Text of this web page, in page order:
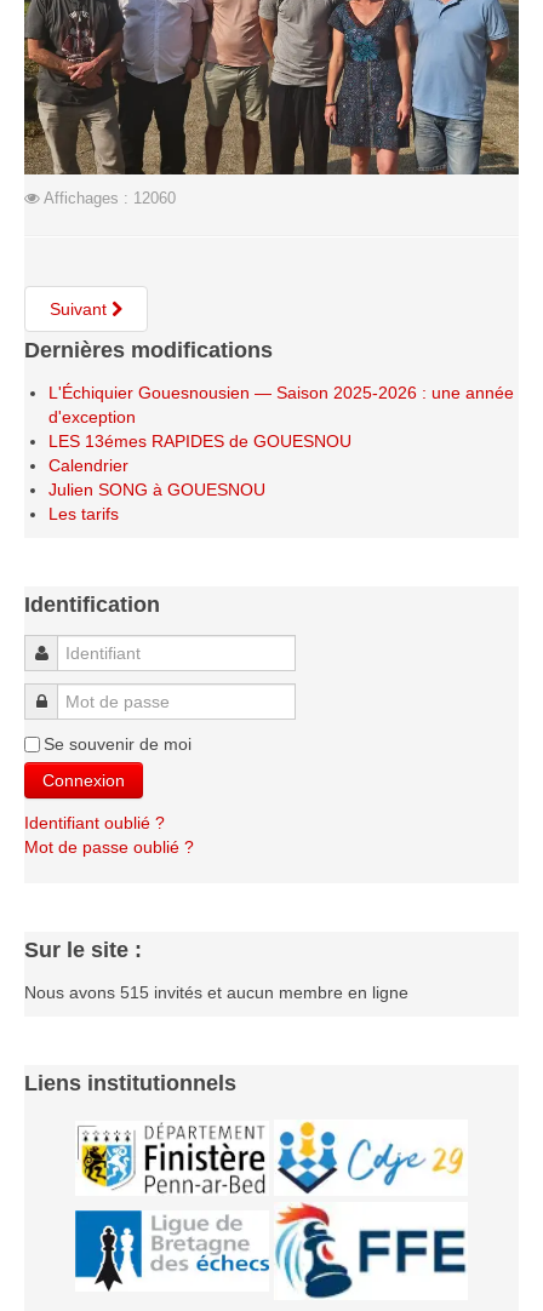
Les organisations
Les palmarès
L'Open de Noël
Les Rapides
Les tournois de saison
Le Challenge Blitz
Le Challenge 2012-2013
Le Challenge 2011-2012
Les tournois internes
Bretagne Jeunes 2012
Les compétitions
Les équipes Adultes
Les scolaires
Les stages
Les galeries
Les infos
Les annonces de tournois
Affichages : 12060
Suivant
Dernières modifications
L'Échiquier Gouesnousien — Saison 2025-2026 : une année
d'exception
LES 13émes RAPIDES de GOUESNOU
Calendrier
Julien SONG à GOUESNOU
Les tarifs
Identification
Identifiant
Mot de passe
Se souvenir de moi
Connexion
Identifiant oublié ?
Mot de passe oublié ?
Sur le site :
Nous avons 515 invités et aucun membre en ligne
Liens institutionnels